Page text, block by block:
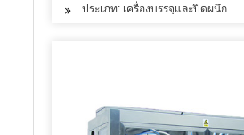
ประเภท: เครื่องบรรจุและปิดผนึก